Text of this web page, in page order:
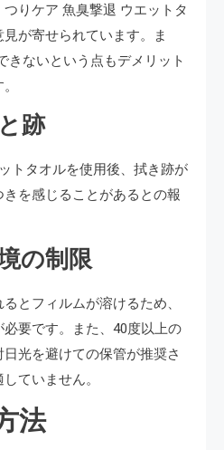
りケア 魚臭撃退 ウエットタ
が寄せられています。ま
きないという点もデメリット
跡
トタオルを使用後、拭き跡が
を感じることがあるとの報
の制限
とフィルムが溶けるため、
要です。また、40度以上の
光を避けての保管が推奨さ
ていません。
法